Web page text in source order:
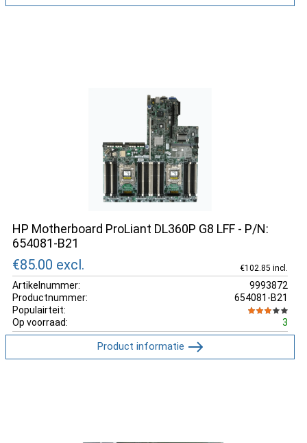
HP Motherboard ProLiant DL360P G8 LFF - P/N:
654081-B21
€85.00 excl. €102.85 incl.
Artikelnummer:
9993872
Productnummer:
654081-B21
Populairteit:
Op voorraad:
3
Product informatie